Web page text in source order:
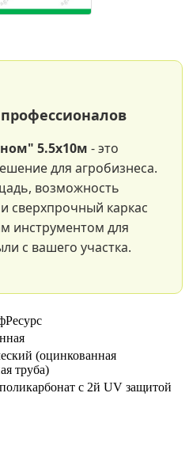
5.5х10м - это
для агробизнеса.
возможность
сверхпрочный каркас
инструментом для
с вашего участка.
(оцинкованная
труба)
с 2й UV защитой